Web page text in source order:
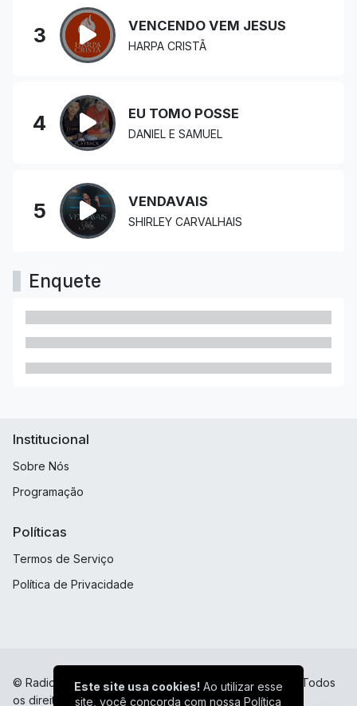
3 VENCENDO VEM JESUS
HARPA CRISTÃ
4 EU TOMO POSSE
DANIEL E SAMUEL
5 VENDAVAIS
SHIRLEY CARVALHAIS
Enquete
Institucional
Sobre Nós
Programação
Políticas
Termos de Serviço
Política de Privacidade
© Radio Revelar - Trazendo alegria ao seu coração! - Todos
os direitos reservados.
Este site usa cookies! Ao utilizar esse
site, você concorda com nossaPolítica